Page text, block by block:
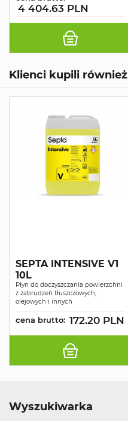
4 404.63 PLN
Klienci kupili również
SEPTA INTENSIVE V1
10L
Płyn do doczyszczania powierzchni
z zabrudzeń tłuszczowych,
olejowych i innych
cena brutto: 172.20 PLN
Wyszukiwarka